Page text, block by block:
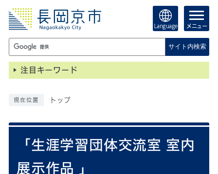
Language メニュー
サイト内検索
注目キーワード
現在位置 トップ
「生涯学習団体交流室 室内
展示作品 」